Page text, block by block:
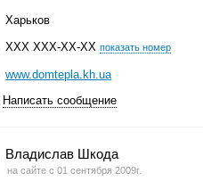
Харьков
ХХХ ХХХ-ХХ-ХХ показать номер
www.domtepla.kh.ua
Написать сообщение
Владислав Шкода
на сайте с 01 сентября 2009г.